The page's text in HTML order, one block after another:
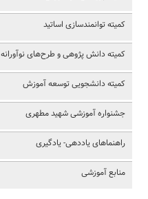
کمیته توانمندسازی اساتید
کمیته دانش پژوهی و طرح‌های نوآورانه
کمیته دانشجویی توسعه آموزش
جشنواره آموزشی شهید مطهری
راهنماهای یاددهی- یادگیری
منابع آموزشی